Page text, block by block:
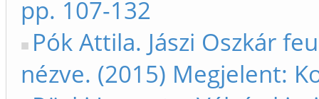
pp. 107-132
Pók Attila. Jászi Oszkár
nézve. (2015) Megjelent: